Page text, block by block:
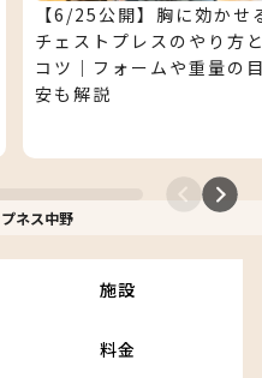
【6/25公開】胸に効かせ
チェストプレスのやり方
コツ｜フォームや重量の
安も解説
マガジン
ネス中野
施設
料金